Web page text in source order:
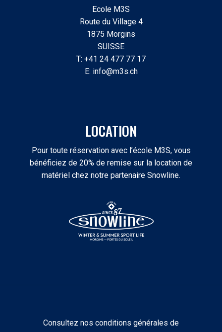
Ecole M3S
Route du Village 4
1875 Morgins
SUISSE
T: +41 24 477 77 17
E: info@m3s.ch
LOCATION
Pour toute réservation avec l’école M3S, vous
bénéficiez de 20% de remise sur la location de
matériel chez notre partenaire Snowline.
Consultez nos conditions générales de